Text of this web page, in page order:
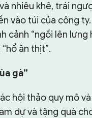
nhiêu khê, trái
vào túi của công
cảnh “ngồi lên lưng
ăn thịt”.
gà”
hội thảo quy mô
dự và tặng quà